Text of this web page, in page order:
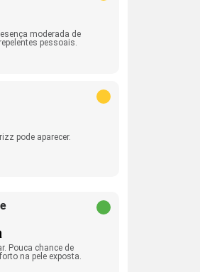
moderada de
pessoais.
pode aparecer.
Pouca chance de
na pele exposta.